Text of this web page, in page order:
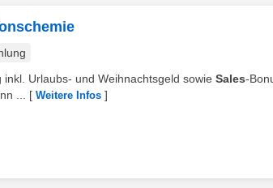
Urlaubs- und Weihnachtsgeld sowie Sales-
...
[ Weitere Infos ]